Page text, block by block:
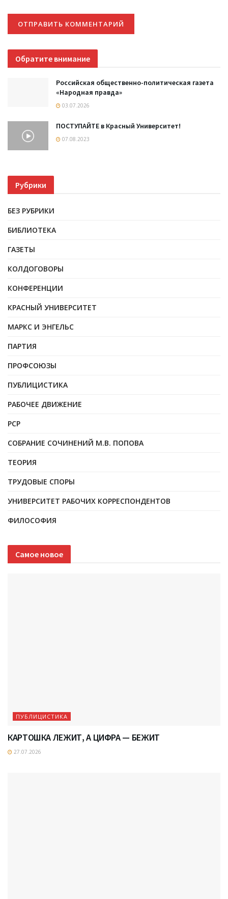
Обратите внимание
Российская общественно-политическая газета
«Народная правда»
03.07.2026
ПОСТУПАЙТЕ в Красный Университет!
07.08.2023
Рубрики
БЕЗ РУБРИКИ
БИБЛИОТЕКА
ГАЗЕТЫ
КОЛДОГОВОРЫ
КОНФЕРЕНЦИИ
КРАСНЫЙ УНИВЕРСИТЕТ
МАРКС И ЭНГЕЛЬС
ПАРТИЯ
ПРОФСОЮЗЫ
ПУБЛИЦИСТИКА
РАБОЧЕЕ ДВИЖЕНИЕ
РСР
СОБРАНИЕ СОЧИНЕНИЙ М.В. ПОПОВА
ТЕОРИЯ
ТРУДОВЫЕ СПОРЫ
УНИВЕРСИТЕТ РАБОЧИХ КОРРЕСПОНДЕНТОВ
ФИЛОСОФИЯ
Самое новое
ПУБЛИЦИСТИКА
КАРТОШКА ЛЕЖИТ, А ЦИФРА — БЕЖИТ
27.07.2026